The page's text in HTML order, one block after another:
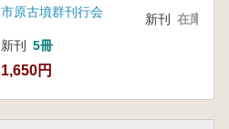
市原古墳群刊行会
新刊 5冊
1,650円
新刊 在庫なし